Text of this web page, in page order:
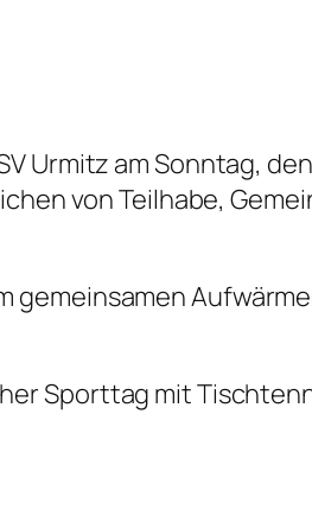
Urmitz am Sonntag,
von Teilhabe,
gemeinsamen
Sporttag mit